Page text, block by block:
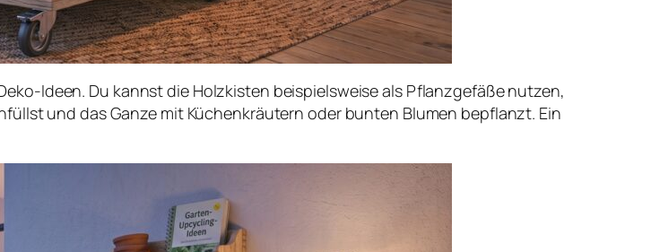
Ideen. Du kannst die Holzkisten beispielsweise als Pflanzgefäße nutzen,
und das Ganze mit Küchenkräutern oder bunten Blumen bepflanzt. Ein